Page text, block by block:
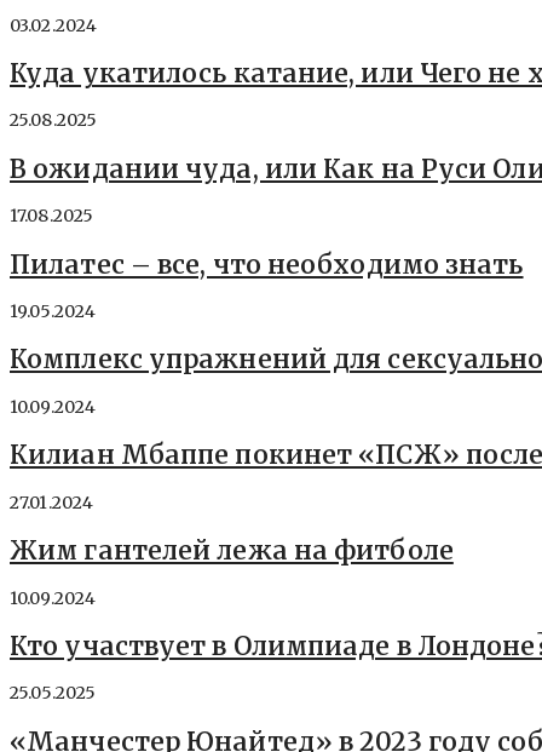
03.02.2024
Куда укатилось катание, или Чего не
25.08.2025
В ожидании чуда, или Как на Руси
17.08.2025
Пилатес – все, что необходимо знать
19.05.2024
Комплекс упражнений для
10.09.2024
Килиан Мбаппе покинет «ПСЖ»
27.01.2024
Жим гантелей лежа на фитболе
10.09.2024
Кто участвует в Олимпиаде в
25.05.2025
«Манчестер Юнайтед» в 2023 году